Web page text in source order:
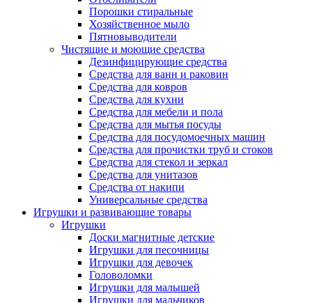
Порошки стиральные
Хозяйственное мыло
Пятновыводители
Чистящие и моющие средства
Дезинфицирующие средства
Средства для ванн и раковин
Средства для ковров
Средства для кухни
Средства для мебели и пола
Средства для мытья посуды
Средства для посудомоечных машин
Средства для прочистки труб и стоков
Средства для стекол и зеркал
Средства для унитазов
Средства от накипи
Универсальные средства
Игрушки и развивающие товары
Игрушки
Доски магнитные детские
Игрушки для песочницы
Игрушки для девочек
Головоломки
Игрушки для малышей
Игрушки для мальчиков